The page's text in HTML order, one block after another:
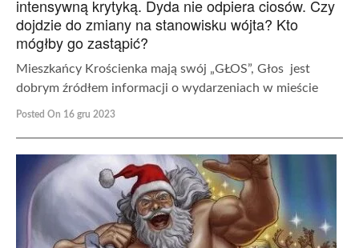
intensywną krytyką. Dyda nie odpiera ciosów. Czy
dojdzie do zmiany na stanowisku wójta? Kto
mógłby go zastąpić?
Mieszkańcy Krościenka mają swój „GŁOS”, Głos jest
dobrym źródłem informacji o wydarzeniach w mieście
Posted On 16 gru 2023